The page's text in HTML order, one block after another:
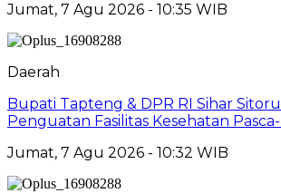
Jumat, 7 Agu 2026 - 10:35 WIB
Daerah
Bupati Tapteng & DPR RI Sihar
Penguatan Fasilitas Kesehatan
Jumat, 7 Agu 2026 - 10:32 WIB